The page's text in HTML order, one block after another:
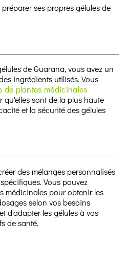
ses propres gélules de
de Guarana, vous avez un
ingrédients utilisés. Vous
de plantes médicinales
qu'elles sont de la plus haute
et la sécurité des gélules
des mélanges personnalisés
Vous pouvez
médicinales pour obtenir les
selon vos besoins
d'adapter les gélules à vos
de santé.